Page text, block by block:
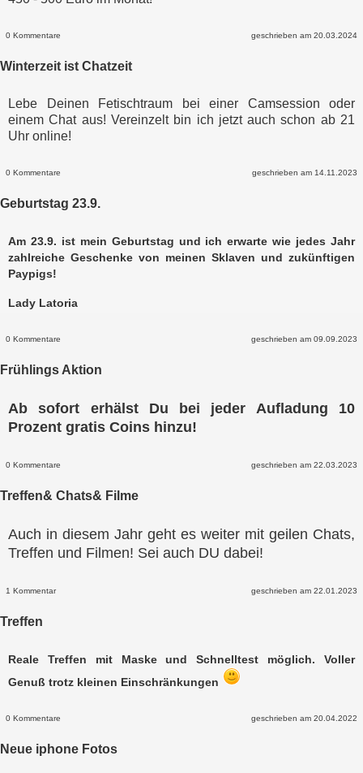
0 Kommentare geschrieben am 20.03.2024
Winterzeit ist Chatzeit
Lebe Deinen Fetischtraum bei einer Camsession oder
einem Chat aus! Vereinzelt bin ich jetzt auch schon ab 21
Uhr online!
0 Kommentare geschrieben am 14.11.2023
Geburtstag 23.9.
Am 23.9. ist mein Geburtstag und ich erwarte wie jedes Jahr
zahlreiche Geschenke von meinen Sklaven und zukünftigen
Paypigs!
Lady Latoria
0 Kommentare geschrieben am 09.09.2023
Frühlings Aktion
Ab sofort erhälst Du bei jeder Aufladung 10
Prozent gratis Coins hinzu!
0 Kommentare geschrieben am 22.03.2023
Treffen& Chats& Filme
Auch in diesem Jahr geht es weiter mit geilen Chats,
Treffen und Filmen! Sei auch DU dabei!
1 Kommentar geschrieben am 22.01.2023
Treffen
Reale Treffen mit Maske und Schnelltest möglich. Voller
Genuß trotz kleinen Einschränkungen
0 Kommentare geschrieben am 20.04.2022
Neue iphone Fotos